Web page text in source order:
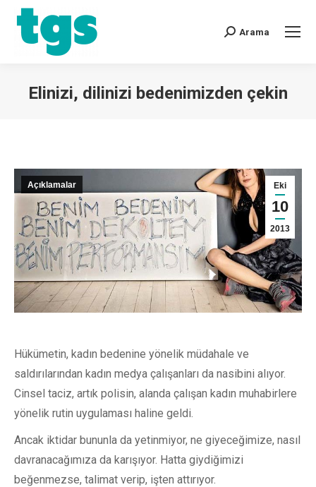
Arama
Elinizi, dilinizi bedenimizden çekin
Eki
10
2013
Açıklamalar
Hükümetin, kadın bedenine yönelik müdahale ve
saldırılarından kadın medya çalışanları da nasibini alıyor.
Cinsel taciz, artık polisin, alanda çalışan kadın muhabirlere
yönelik rutin uygulaması haline geldi.
Ancak iktidar bununla da yetinmiyor, ne giyeceğimize, nasıl
davranacağımıza da karışıyor. Hatta giydiğimizi
beğenmezse, talimat verip, işten attırıyor.